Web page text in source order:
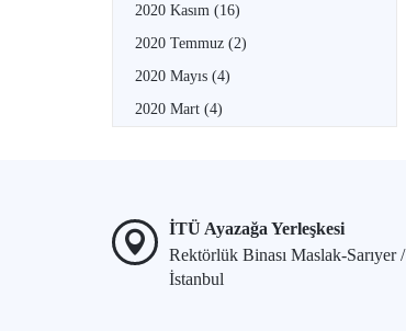
2020 Kasım (16)
2020 Temmuz (2)
2020 Mayıs (4)
2020 Mart (4)
İTÜ Ayazağa Yerleşkesi
Rektörlük Binası Maslak-Sarıyer /
İstanbul